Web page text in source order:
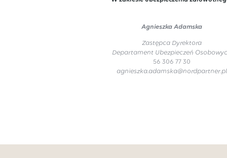
Agnieszka Adamska
Zastępca Dyrektora
Departament Ubezpieczeń
56 306 77 30
agnieszka.adamska@nordpartner.pl